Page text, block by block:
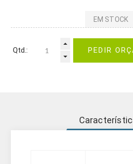
EM STOCK
Qtd.: PEDIR